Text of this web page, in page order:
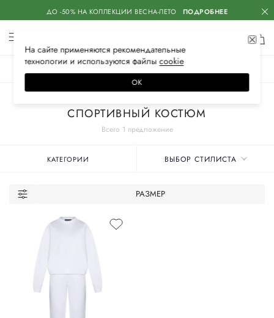
ДО -50% НА КОЛЛЕКЦИИ ВЕСНА-ЛЕТО ПОДРОБНЕЕ
Всего 1 предложение
СПОРТИВНЫЙ КОСТЮМ
КАТЕГОРИИ ВЫБОР СТИЛИСТА
РАЗМЕР
На сайте применяются рекомендательные
технологии и используются файлысооkiе
ОК